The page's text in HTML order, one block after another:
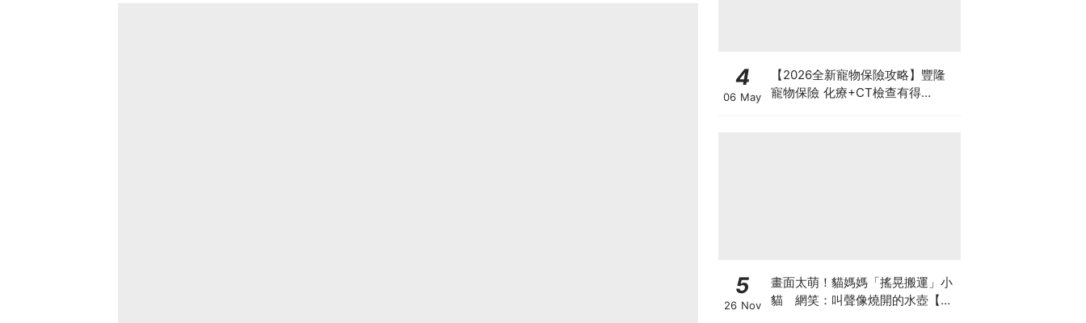
4
06 May
【2026全新寵物保險攻略】豐隆
寵物保險 化療+CT檢查有得
5
26 Nov
畫面太萌！貓媽媽「搖晃搬運」小
貓 網笑：叫聲像燒開的水壺【有